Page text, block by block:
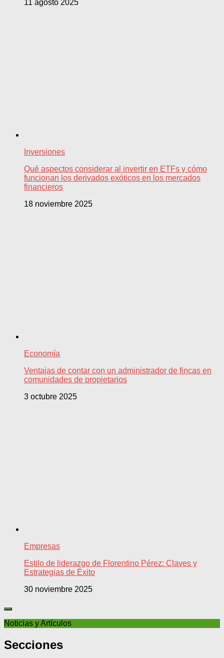
11 agosto 2025
Inversiones
Qué aspectos considerar al invertir en ETFs y cómo
funcionan los derivados exóticos en los mercados
financieros
18 noviembre 2025
Economía
Ventajas de contar con un administrador de fincas en
comunidades de propietarios
3 octubre 2025
Empresas
Estilo de liderazgo de Florentino Pérez: Claves y
Estrategias de Éxito
30 noviembre 2025
Noticias y Artículos
Secciones